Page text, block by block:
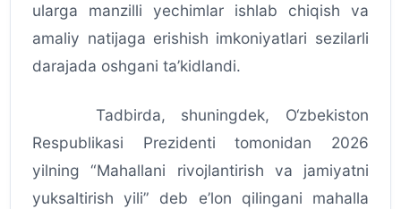
ularga manzilli yechimlar ishlab chiqish va
amaliy natijaga erishish imkoniyatlari sezilarli
darajada oshgani ta’kidlandi.
Tadbirda, shuningdek, O‘zbekiston
Respublikasi Prezidenti tomonidan 2026
yilning “Mahallani rivojlantirish va jamiyatni
yuksaltirish yili” deb e’lon qilingani mahalla